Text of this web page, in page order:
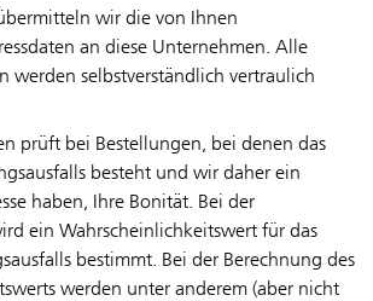
wir die von Ihnen
an diese Unternehmen. Alle
werden selbstverständlich vertraulich
prüft bei Bestellungen, bei denen das
besteht und wir daher ein
haben, Ihre Bonität. Bei der
ein Wahrscheinlichkeitswert für das
bestimmt. Bei der Berechnung des
werden unter anderem (aber nicht